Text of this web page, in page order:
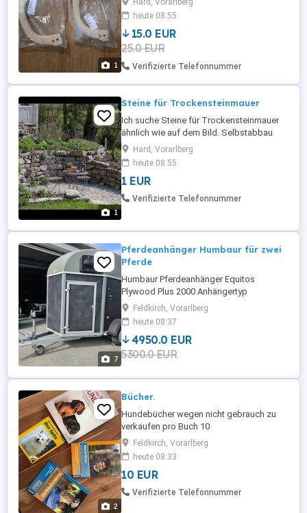
1
Hard, Vorarlberg
heute 08:55
15.0 EUR
25.0 EUR
Verifizierte Telefonnummer
1
Steine für Trockensteinmauer
Ich suche Steine für Trockensteinmauer
ähnlich wie auf dem Bild. Selbstabbau
und Abholung möglich. Bitte alles
anbieten.
Hard, Vorarlberg
heute 08:55
1 EUR
Verifizierte Telefonnummer
7
Pferdeanhänger Humbaur für zwei
Pferde
Humbaur Pferdeanhänger Equitos
Plywood Plus 2000 Anhängertyp
Zweiachser, inkl. Radstoßdämpfer
Konstruktionsart: ALU-Boden
Gesamtgewicht: 2.000 kg Leergewicht:
858 kg Nutzlast 1.142 kg Innenlänge 3.157
mm Gesamtlänge 4.604 mm Innenbreite
Innenhöhe 2.300 mm Gesamthöhe 2.780 ...
Feldkirch, Vorarlberg
heute 08:37
4950.0 EUR
5300.0 EUR
2
Bücher.
Hundebücher wegen nicht gebrauch zu
verkaufen pro Buch 10
Feldkirch, Vorarlberg
heute 08:33
10 EUR
Verifizierte Telefonnummer